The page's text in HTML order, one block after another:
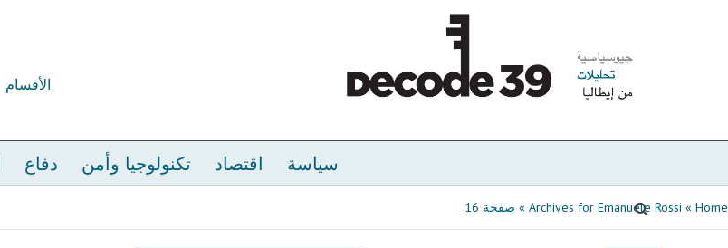
الأقسام
سياسة اقتصاد تكنولوجيا وأمن دفاع
Home
»
Archives for Emanuele Rossi
» صفحة 16